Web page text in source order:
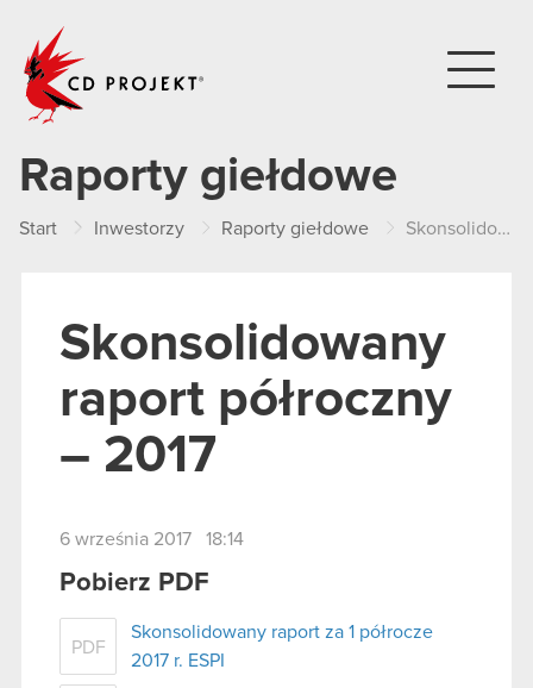
Raporty giełdowe
Start Inwestorzy Raporty giełdowe Skonsolidowany raport półroczny – 2017
Skonsolidowany
raport półroczny
– 2017
6 września 2017 18:14
Pobierz PDF
PDF
Skonsolidowany raport za 1 półrocze
2017 r. ESPI